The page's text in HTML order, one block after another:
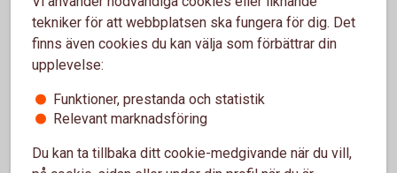
Arvsvinsttilldelning före 2023-10-01
Tabellen nedan visar storlek på årlig arvsvinst per 1 000
SEK i pensionskapital för respektive ålder till och med
2023-09-30 för försäkringar som saknar
tekniker för att webbplatsen ska fungera för dig. Det
finns även cookies du kan välja som förbättrar din
upplevelse:
Funktioner, prestanda och statistik
Relevant marknadsföring
Du kan ta tillbaka ditt cookie-medgivande när du vill,